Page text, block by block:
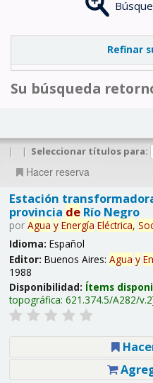
Refinar
Su búsqueda
| | Seleccionar títulos para:
Hacer reserva
Estación
provincia deRío Negro
por Agua y Energía Eléctrica,
Idioma: Español
Editor: Buenos Aires: Agua y
1988
Disponibilidad: Ítems
topográfica: 621.374.5/A282/v.2